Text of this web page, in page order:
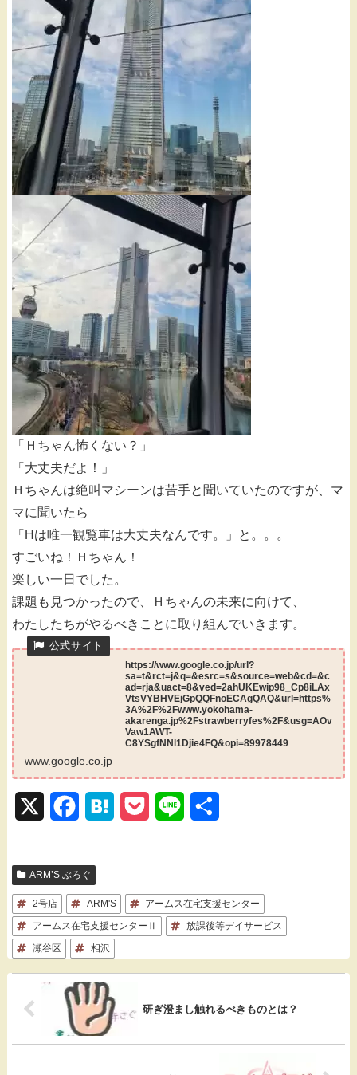
「Ｈちゃん怖くない？」
「大丈夫だよ！」
Ｈちゃんは絶叫マシーンは苦手と聞いていたのですが、マ
マに聞いたら
「Hは唯一観覧車は大丈夫なんです。」と。。。
すごいね！Ｈちゃん！
楽しい一日でした。
課題も見つかったので、Ｈちゃんの未来に向けて、
わたしたちがやるべきことに取り組んでいきます。
https://www.google.co.jp/url?
sa=t&rct=j&q=&esrc=s&source=web&cd=&c
ad=rja&uact=8&ved=2ahUKEwip98_Cp8iLAx
VtsVYBHVEjGpQQFnoECAgQAQ&url=https%
3A%2F%2Fwww.yokohama-
akarenga.jp%2Fstrawberryfes%2F&usg=AOv
Vaw1AWT-
C8YSgfNNl1Djie4FQ&opi=89978449
www.google.co.jp
c
e
b
o
o
k
e
n
k
e
e
ARM’S ぶろぐ
2号店 ARM'S
アームス在宅支援センター
アームス在宅支援センターⅡ
放課後等デイサービス
瀬谷区
相沢
研ぎ澄まし触れるべきものとは？